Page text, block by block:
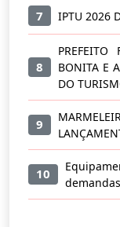
7 IPTU 2026
8
BONITA E
DO
9
10